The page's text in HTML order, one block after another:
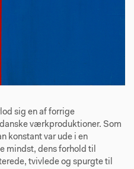
sig en af forrige
værkproduktioner. Som
konstant var ude i en
mindst, dens forhold til
tvivlede og spurgte til